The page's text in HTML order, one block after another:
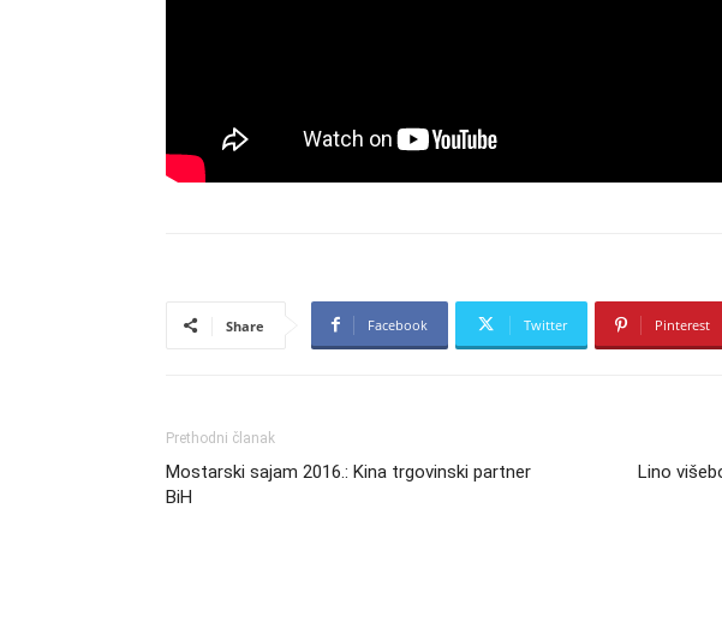
Share Facebook Twitter Pinterest
Prethodni članak
Mostarski sajam 2016.: Kina trgovinski partner
BiH
Lino